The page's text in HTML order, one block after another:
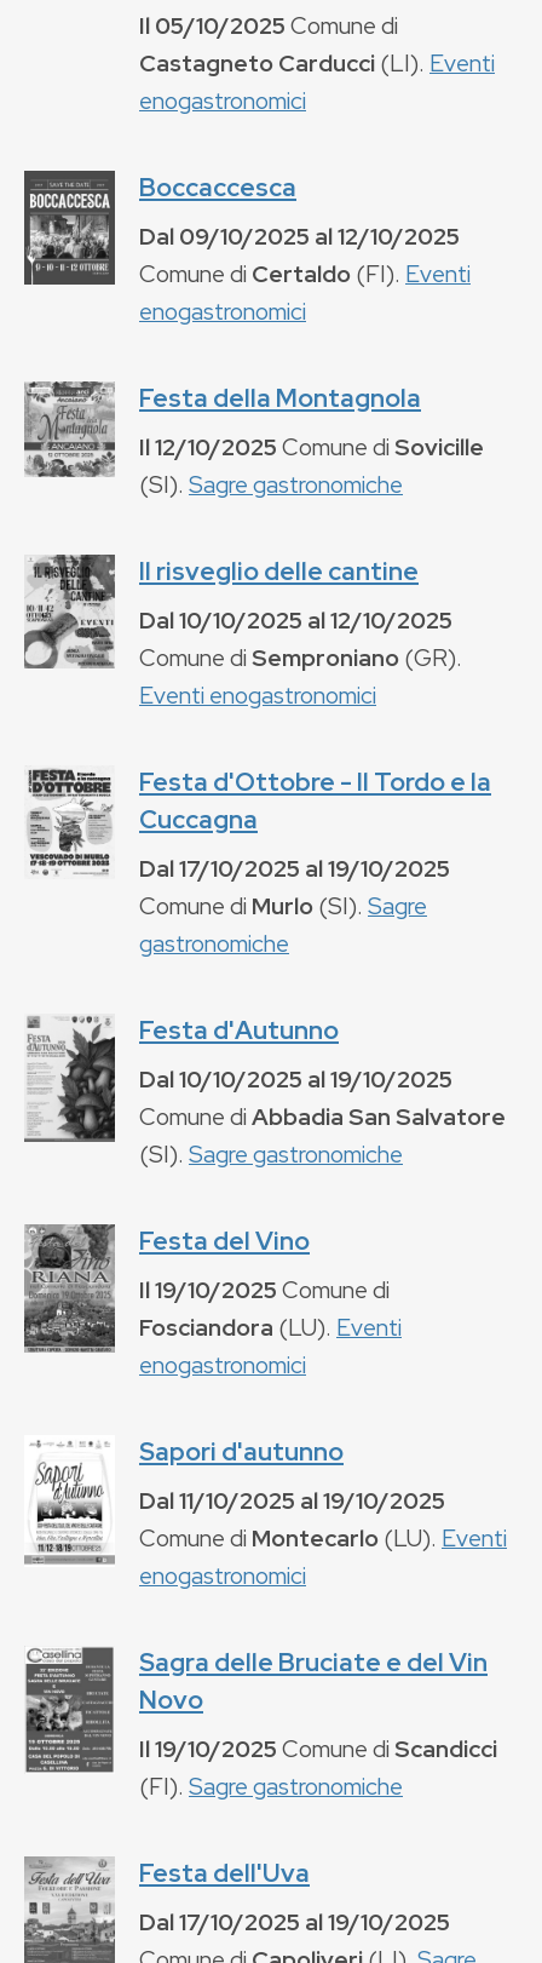
Il05/10/2025Comune di
Castagneto Carducci(LI). Eventi
enogastronomici
Boccaccesca
Dal09/10/2025 al12/10/2025
Comune di Certaldo(FI). Eventi
enogastronomici
Festa della Montagnola
Il12/10/2025Comune diSovicille
(SI). Sagre gastronomiche
Il risveglio delle cantine
Dal10/10/2025 al12/10/2025
Comune diSemproniano(GR).
Eventi enogastronomici
Festa d'Ottobre - Il Tordo e la
Cuccagna
Dal17/10/2025 al19/10/2025
Comune di Murlo(SI). Sagre
gastronomiche
Festa d'Autunno
Dal10/10/2025 al19/10/2025
Comune diAbbadia San Salvatore
(SI). Sagre gastronomiche
Festa del Vino
Il19/10/2025Comune di
Fosciandora (LU). Eventi
enogastronomici
Sapori d'autunno
Dal11/10/2025 al19/10/2025
Comune di Montecarlo(LU). Eventi
enogastronomici
Sagra delle Bruciate e del Vin
Novo
Il19/10/2025Comune diScandicci
(FI). Sagre gastronomiche
Festa dell'Uva
Dal17/10/2025 al19/10/2025